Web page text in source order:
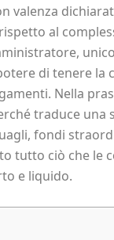
valenza
al
di tenere la
Nella
traduce una
fondi
tutto ciò che le
e liquido.